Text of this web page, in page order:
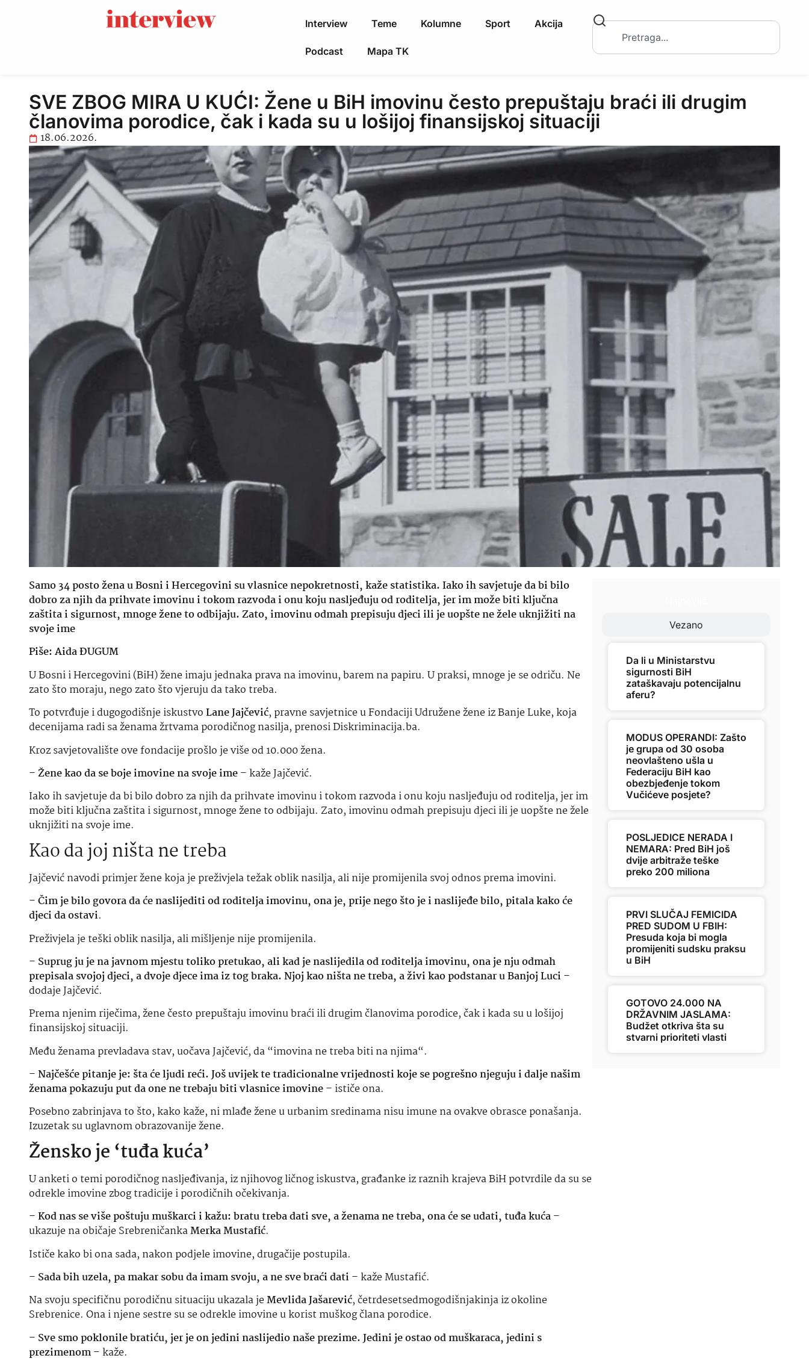
Interview Teme Kolumne Sport Akcija
Podcast Mapa TK
SVE ZBOG MIRA U KUĆI: Žene u BiH imovinu često prepuštaju braći ili drugim
članovima porodice, čak i kada su u lošijoj finansijskoj situaciji
18.06.2026.
Samo 34 posto žena u Bosni i Hercegovini su vlasnice nepokretnosti, kaže statistika. Iako ih savjetuje da bi bilo
dobro za njih da prihvate imovinu i tokom razvoda i onu koju nasljeđuju od roditelja, jer im može biti ključna
zaštita i sigurnost, mnoge žene to odbijaju. Zato, imovinu odmah prepisuju djeci ili je uopšte ne žele uknjižiti na
svoje ime
Piše: Aida ĐUGUM
U Bosni i Hercegovini (BiH) žene imaju jednaka prava na imovinu, barem na papiru. U praksi, mnoge je se odriču. Ne
zato što moraju, nego zato što vjeruju da tako treba.
To potvrđuje i dugogodišnje iskustvoLane Jajčević, pravne savjetnice u Fondaciji Udružene žene iz Banje Luke, koja
decenijama radi sa ženama žrtvama porodičnog nasilja, prenosi Diskriminacija.ba.
Kroz savjetovalište ove fondacije prošlo je više od 10.000 žena.
–Žene kao da se boje imovine na svoje ime– kaže Jajčević.
Iako ih savjetuje da bi bilo dobro za njih da prihvate imovinu i tokom razvoda i onu koju nasljeđuju od roditelja, jer im
može biti ključna zaštita i sigurnost, mnoge žene to odbijaju. Zato, imovinu odmah prepisuju djeci ili je uopšte ne žele
uknjižiti na svoje ime.
Kao da joj ništa ne treba
Jajčević navodi primjer žene koja je preživjela težak oblik nasilja, ali nije promijenila svoj odnos prema imovini.
–Čim je bilo govora da će naslijediti od roditelja imovinu, ona je, prije nego što je i naslijeđe bilo, pitala kako će
djeci da ostavi.
Preživjela je teški oblik nasilja, ali mišljenje nije promijenila.
– Suprug ju je na javnom mjestu toliko pretukao, ali kad je naslijedila od roditelja imovinu, ona je nju odmah
prepisala svojoj djeci, a dvoje djece ima iz tog braka. Njoj kao ništa ne treba, a živi kao podstanar u Banjoj Luci–
dodaje Jajčević.
Prema njenim riječima, žene često prepuštaju imovinu braći ili drugim članovima porodice, čak i kada su u lošijoj
finansijskoj situaciji.
Među ženama prevladava stav, uočava Jajčević, da “imovina ne treba biti na njima“.
–Najčešće pitanje je: šta će ljudi reći. Još uvijek te tradicionalne vrijednosti koje se pogrešno njeguju i dalje našim
ženama pokazuju put da one ne trebaju biti vlasnice imovine– ističe ona.
Posebno zabrinjava to što, kako kaže, ni mlađe žene u urbanim sredinama nisu imune na ovakve obrasce ponašanja.
Izuzetak su uglavnom obrazovanije žene.
Žensko je ‘tuđa kuća’
U anketi o temi porodičnog nasljeđivanja, iz njihovog ličnog iskustva, građanke iz raznih krajeva BiH potvrdile da su se
odrekle imovine zbog tradicije i porodičnih očekivanja.
–Kod nas se više poštuju muškarci i kažu: bratu treba dati sve, a ženama ne treba, ona će se udati, tuđa kuća–
ukazuje na običaje SrebreničankaMerka Mustafić.
Ističe kako bi ona sada, nakon podjele imovine, drugačije postupila.
– Sada bih uzela, pa makar sobu da imam svoju, a ne sve braći dati– kaže Mustafić.
Na svoju specifičnu porodičnu situaciju ukazala jeMevlida Jašarević, četrdesetsedmogodišnjakinja iz okoline
Srebrenice. Ona i njene sestre su se odrekle imovine u korist muškog člana porodice.
– Sve smo poklonile bratiću, jer je on jedini naslijedio naše prezime. Jedini je ostao od muškaraca, jedini s
prezimenom– kaže.
Vezano
Da li u Ministarstvu
sigurnosti BiH
zataškavaju potencijalnu
aferu?
MODUS OPERANDI: Zašto
je grupa od 30 osoba
neovlašteno ušla u
Federaciju BiH kao
obezbjeđenje tokom
Vučićeve posjete?
POSLJEDICE NERADA I
NEMARA: Pred BiH još
dvije arbitraže teške
preko 200 miliona
PRVI SLUČAJ FEMICIDA
PRED SUDOM U FBIH:
Presuda koja bi mogla
promijeniti sudsku praksu
u BiH
GOTOVO 24.000 NA
DRŽAVNIM JASLAMA:
Budžet otkriva šta su
stvarni prioriteti vlasti